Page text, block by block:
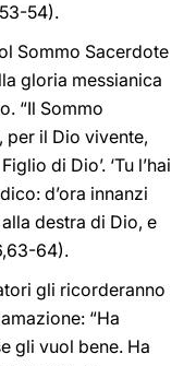
54).
Sommo Sacerdote
gloria messianica
“Il Sommo
per il Dio vivente,
di Dio’. ‘Tu l’hai
d’ora innanzi
destra di Dio, e
64).
gli ricorderanno
“Ha
gli vuol bene. Ha